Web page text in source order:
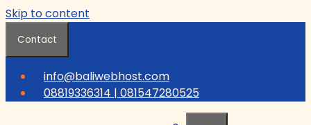
Skip to content
Contact
info@baliwebhost.com
08819336314 | 081547280525